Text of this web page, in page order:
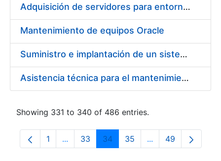
Adquisición de servidores para entorno de producción
Mantenimiento de equipos Oracle
Suministro e implantación de un sistema de seguridad de la información y gestión de eventos de seguridad (SIEM)
Asistencia técnica para el mantenimiento de depuradora de aguas residuales
Showing 331 to 340 of 486 entries.
Page
1 ...Intermediate Pages Use TAB to navigate.
Page
33 Page
34 Page
35 ...Intermediate
Page
49